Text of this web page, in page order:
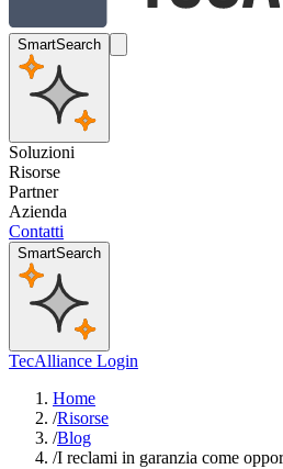
SmartSearch
Soluzioni
Risorse
Partner
Azienda
Contatti
SmartSearch
TecAlliance Login
Home
/Risorse
/Blog
/I reclami in garanzia come